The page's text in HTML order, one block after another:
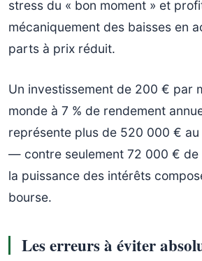
stress du « bon moment » et
mécaniquement des baisses en
parts à prix réduit.
Un investissement de 200 € par
monde à 7 % de rendement
représente plus de 520 000 €
— contre seulement 72 000 € de
la puissance des intérêts
bourse.
Les erreurs à éviter